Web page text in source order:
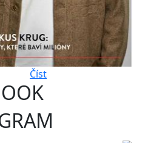
Číst